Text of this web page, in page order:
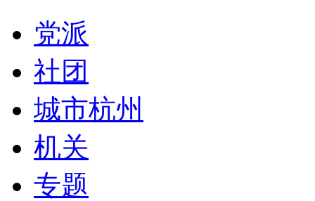
党派
社团
城市杭州
机关
专题